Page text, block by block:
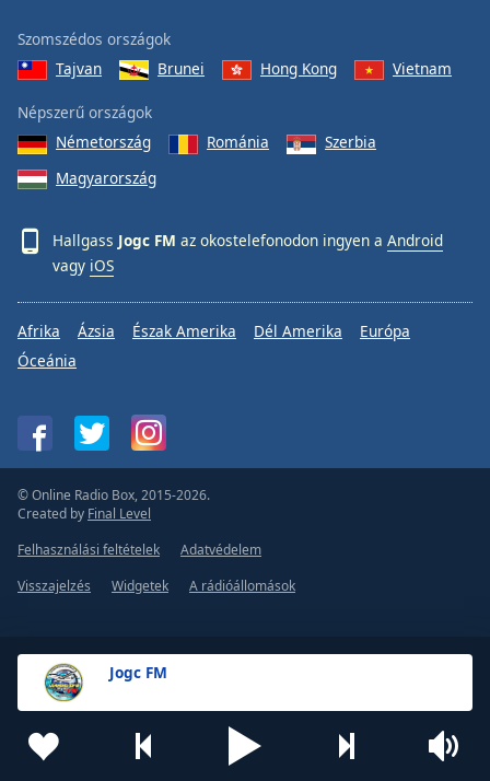
Jogc FM
Szomszédos országok
Tajvan
Brunei Hong Kong Vietnam
Népszerű országok
Németország
Románia
Szerbia
Magyarország
Hallgass Jogc FM az okostelefonodon ingyen a Android
vagy iOS
Afrika Ázsia Észak Amerika Dél Amerika
Európa
Óceánia
© Online Radio Box, 2015-2026.
Created by Final Level
Felhasználási feltételek
Adatvédelem
Visszajelzés
Widgetek A rádióállomások